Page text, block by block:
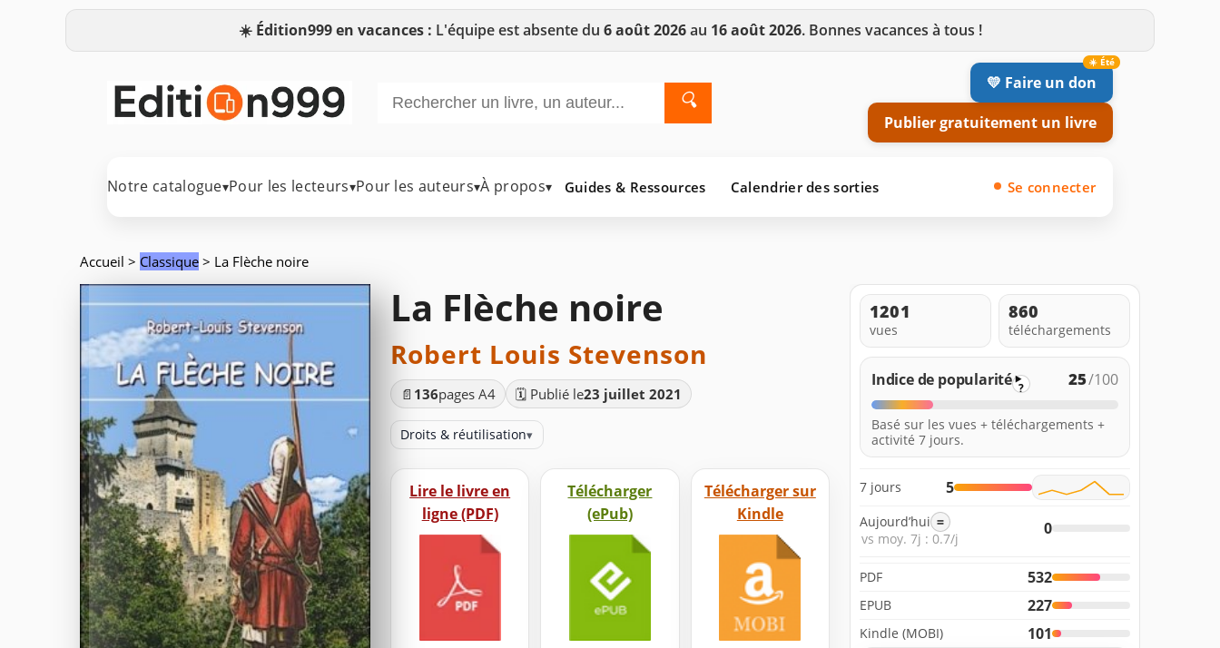
☀️ Édition999 en vacances : L'équipe est absente du 6 août 2026au 16 août 2026. Bonnes vacances à tous !
🔍
💛 Faire un don
Publier gratuitement un livre
Notre catalogue▾Pour les lecteurs▾Pour les auteurs▾À propos▾ Guides & Ressources Calendrier des sorties Se connecter
Accueil > Classique > La Flèche noire
La Flèche noire
Robert Louis Stevenson
📄 136pages A4 🗓️ Publié le23 juillet 2021
Droits & réutilisation▾
Lire le livre en
ligne (PDF)
Télécharger
(ePub)
Télécharger sur
Kindle
1201
vues
860
téléchargements
Indice de popularité ? 25/100
Basé sur les vues + téléchargements +
activité 7 jours.
7 jours 5
Aujourd’hui =
vs moy. 7j : 0.7/j
0
PDF 532
EPUB 227
Kindle (MOBI)
101